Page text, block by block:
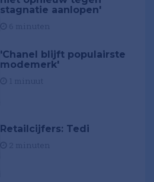
stagnatie aanlopen'
'Chanel blijft populairste
modemerk'
Retailcijfers: Tedi